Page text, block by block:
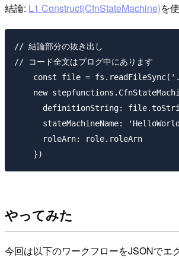
結論: L1 Construct(CfnStateMachine)を
// 結論部分の抜き出し
// コード全文はブログ中にあります
const file =
new
definitionString:
stateMachineName:
      roleArn: role.roleArn
やってみた
今回は以下のワークフローをJSONでエ